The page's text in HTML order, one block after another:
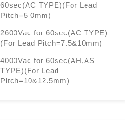
60sec(AC TYPE)(For Lead
Pitch=5.0mm)
2600Vac for 60sec(AC TYPE)
(For Lead Pitch=7.5&10mm)
4000Vac for 60sec(AH,AS
TYPE)(For Lead
Pitch=10&12.5mm)